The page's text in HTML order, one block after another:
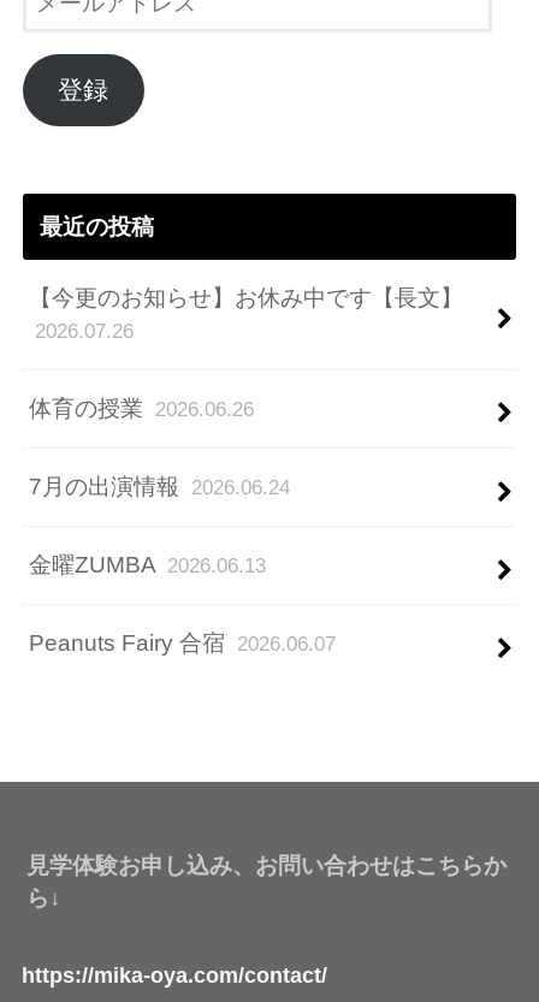
ル
ア
ド
登録
最近の投稿
【今更のお知らせ】お休み中です【長文】
2026.07.26
体育の授業 2026.06.26
7月の出演情報 2026.06.24
金曜ZUMBA 2026.06.13
Peanuts Fairy 合宿 2026.06.07
見学体験お申し込み、お問い合わせはこちらか
ら↓
https://mika-oya.com/contact/